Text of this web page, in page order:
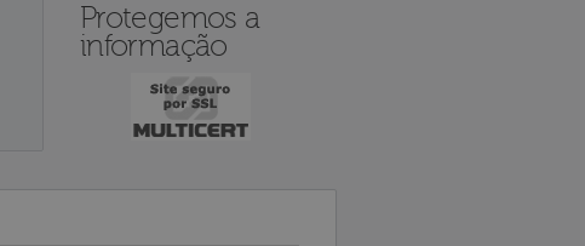
Protegemos a
informação